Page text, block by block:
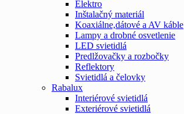
Elektro
Inštalačný materiál
Koaxiálne,dátové a AV káble
Lampy a drobné osvetlenie
LED svietidlá
Predlžovačky a rozbočky
Reflektory
Svietidlá a čelovky
Rabalux
Interiérové svietidlá
Exteriérové svietidlá